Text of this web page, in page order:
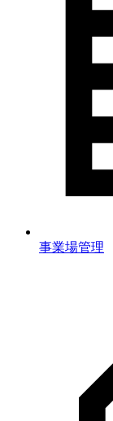
事業場管理